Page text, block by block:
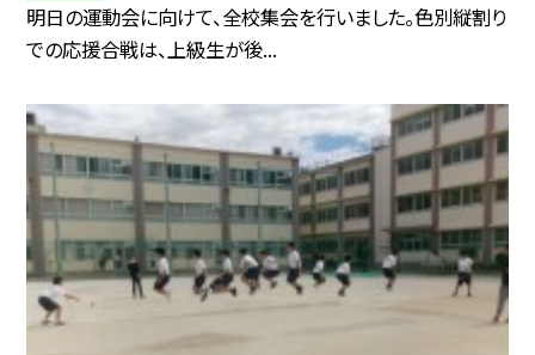
明日の運動会に向けて、全校集会を行いました。色別縦割り
での応援合戦は、上級生が後...